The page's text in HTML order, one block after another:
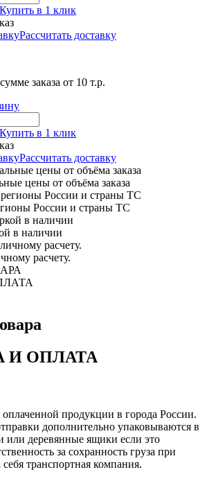
Купить в 1 клик
Рассчитать доставку
заказа от 10 т.р.
Купить в 1 клик
Рассчитать доставку
цены от объёма заказа
России и страны ТС
в наличии
расчету.
И ОПЛАТА
продукции в города России.
дополнительно упаковываются в
или деревянные ящики если это
за сохранность груза при
себя транспортная компания.